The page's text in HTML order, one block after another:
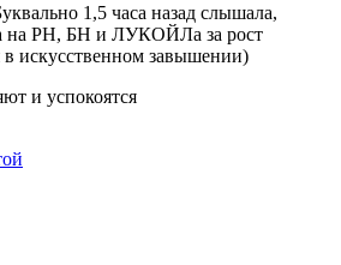
1,5 часа назад слышала,
на РН, БН и ЛУКОЙЛа за рост
искусственном завышении)
и успокоятся